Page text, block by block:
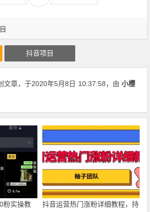
抖音项目
文章，于2020年5月8日 10:37:58，由小樱
粉实操教
抖音运营热门涨粉详细教程，持